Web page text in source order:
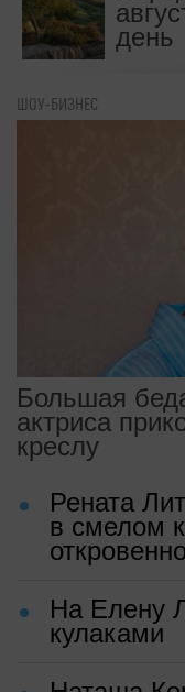
день
ШОУ-БИЗНЕС
Большая
актриса
креслу
Рената
в смелом
На Елену
кулаками